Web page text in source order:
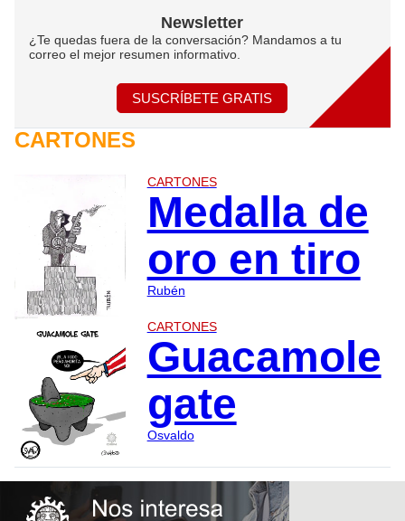
Newsletter
¿Te quedas fuera de la conversación? Mandamos a tu
correo el mejor resumen informativo.
SUSCRÍBETE GRATIS
CARTONES
CARTONES
Medalla de
oro en tiro
Rubén
CARTONES
Guacamole
gate
Osvaldo